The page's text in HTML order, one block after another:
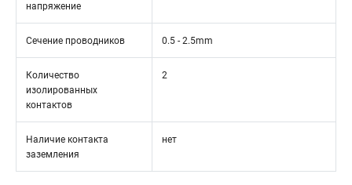
напряжение
Сечение проводников 0.5 - 2.5mm
Количество
изолированных
контактов
2
Наличие контакта
заземления
нет